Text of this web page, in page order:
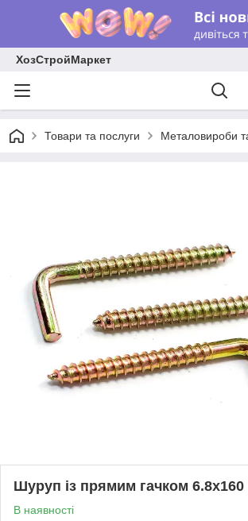
ХозСтройМаркет
Товари та послуги Металовироби
Шуруп із прямим гачком 6.8х160
В наявності